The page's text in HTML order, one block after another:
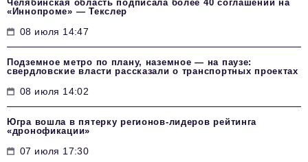
Челябинская область подписала более 40 соглашений на
«Иннопроме» — Текслер
08 июля 14:47
Подземное метро по плану, наземное — на паузе:
свердловские власти рассказали о транспортных проектах
08 июля 14:02
Югра вошла в пятерку регионов-лидеров рейтинга
«дронофикации»
07 июля 17:30